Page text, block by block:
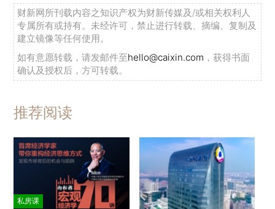
财新网所刊载内容之知识产权为财新传媒及/或相关权利人
专属所有或持有。未经许可，禁止进行转载、摘编、复制及
建立镜像等任何使用。
如有意愿转载，请发邮件至hello@caixin.com ，获得书面
确认及授权后，方可转载。
推荐阅读
私房课